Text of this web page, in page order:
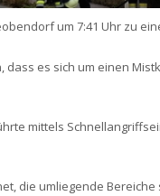
um 7:41 Uhr zu
es sich um einen
mittels
die umliegende